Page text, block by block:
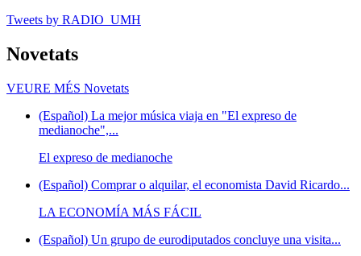
Tweets by RADIO_UMH
Novetats
VEURE MÉS Novetats
(Español) La mejor música viaja en "El expreso de
medianoche",...
El expreso de medianoche
(Español) Comprar o alquilar, el economista David Ricardo...
LA ECONOMÍA MÁS FÁCIL
(Español) Un grupo de eurodiputados concluye una visita...